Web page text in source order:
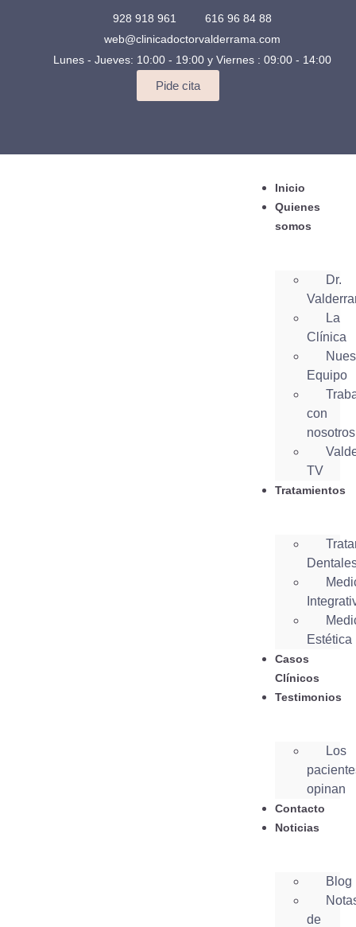
928 918 961
616 96 84 88
web@clinicadoctorvalderrama.com
Lunes - Jueves: 10:00 - 19:00 y Viernes : 09:00 - 14:00
Pide cita
Inicio
Quienes
somos
Dr.
La
Clínica
Equipo
con
nosotros
TV
Tratamientos
Estética
Casos
Clínicos
Testimonios
Los
opinan
Contacto
Noticias
Blog
de